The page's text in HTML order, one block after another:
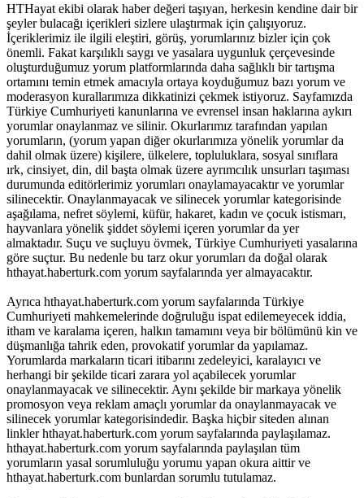
HTHayat ekibi olarak haber değeri taşıyan, herkesin kendine dair bir
şeyler bulacağı içerikleri sizlere ulaştırmak için çalışıyoruz.
İçeriklerimiz ile ilgili eleştiri, görüş, yorumlarınız bizler için çok
önemli. Fakat karşılıklı saygı ve yasalara uygunluk çerçevesinde
oluşturduğumuz yorum platformlarında daha sağlıklı bir tartışma
ortamını temin etmek amacıyla ortaya koyduğumuz bazı yorum ve
moderasyon kurallarımıza dikkatinizi çekmek istiyoruz. Sayfamızda
Türkiye Cumhuriyeti kanunlarına ve evrensel insan haklarına aykırı
yorumlar onaylanmaz ve silinir. Okurlarımız tarafından yapılan
yorumların, (yorum yapan diğer okurlarımıza yönelik yorumlar da
dahil olmak üzere) kişilere, ülkelere, topluluklara, sosyal sınıflara
ırk, cinsiyet, din, dil başta olmak üzere ayrımcılık unsurları taşıması
durumunda editörlerimiz yorumları onaylamayacaktır ve yorumlar
silinecektir. Onaylanmayacak ve silinecek yorumlar kategorisinde
aşağılama, nefret söylemi, küfür, hakaret, kadın ve çocuk istismarı,
hayvanlara yönelik şiddet söylemi içeren yorumlar da yer
almaktadır. Suçu ve suçluyu övmek, Türkiye Cumhuriyeti yasalarına
göre suçtur. Bu nedenle bu tarz okur yorumları da doğal olarak
hthayat.haberturk.com yorum sayfalarında yer almayacaktır.
Ayrıca hthayat.haberturk.com yorum sayfalarında Türkiye
Cumhuriyeti mahkemelerinde doğruluğu ispat edilemeyecek iddia,
itham ve karalama içeren, halkın tamamını veya bir bölümünü kin ve
düşmanlığa tahrik eden, provokatif yorumlar da yapılamaz.
Yorumlarda markaların ticari itibarını zedeleyici, karalayıcı ve
herhangi bir şekilde ticari zarara yol açabilecek yorumlar
onaylanmayacak ve silinecektir. Aynı şekilde bir markaya yönelik
promosyon veya reklam amaçlı yorumlar da onaylanmayacak ve
silinecek yorumlar kategorisindedir. Başka hiçbir siteden alınan
linkler hthayat.haberturk.com yorum sayfalarında paylaşılamaz.
hthayat.haberturk.com yorum sayfalarında paylaşılan tüm
yorumların yasal sorumluluğu yorumu yapan okura aittir ve
hthayat.haberturk.com bunlardan sorumlu tutulamaz.